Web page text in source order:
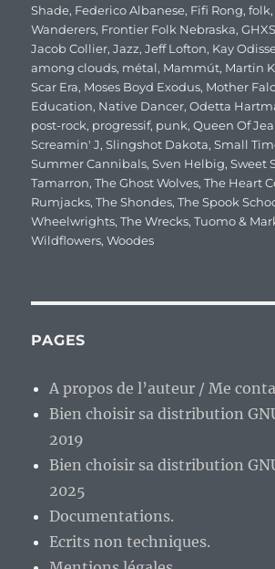
Shade, Federico Albanese, Fifi Rong,folk,
Wanderers, Frontier Folk Nebraska,
Jacob Collier,Jazz,Jeff Lofton, Kay
among clouds, métal, Mammút, Martin
Scar Era, Moses Boyd Exodus, Mother
Education, Native Dancer,Odetta
post-rock, progressif, punk,Queen Of
Screamin' J,Slingshot Dakota,Small
Summer Cannibals,Sven Helbig,Sweet
Tamarron,The Ghost Wolves,The Heart
Rumjacks,The Shondes,The Spook
Wheelwrights,The Wrecks,Tuomo &
Wildflowers,Woodes
PAGES
A propos de l’auteur / Me
Bien choisir sa distribution
2019
Bien choisir sa distribution
2025
Documentations.
Ecrits non techniques.